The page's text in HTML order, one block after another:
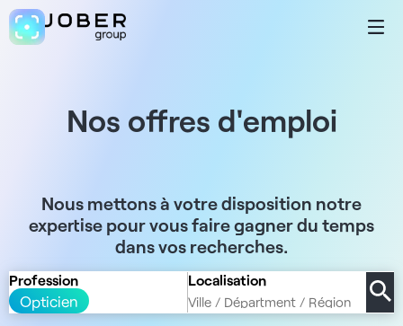
Nos offres d'emploi
Nous mettons à votre disposition notre
expertise pour vous faire gagner du temps
dans vos recherches.
Profession
Opticien
Localisation